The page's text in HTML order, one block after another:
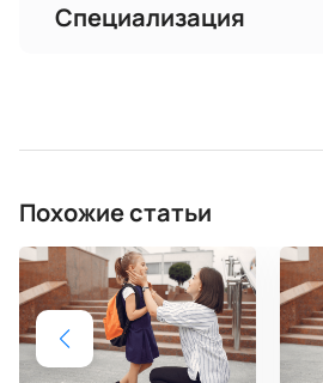
Специализация
Похожие статьи